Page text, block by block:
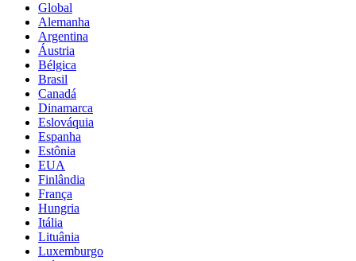
Global
Alemanha
Argentina
Áustria
Bélgica
Brasil
Canadá
Dinamarca
Eslováquia
Espanha
Estônia
EUA
Finlândia
França
Hungria
Itália
Lituânia
Luxemburgo